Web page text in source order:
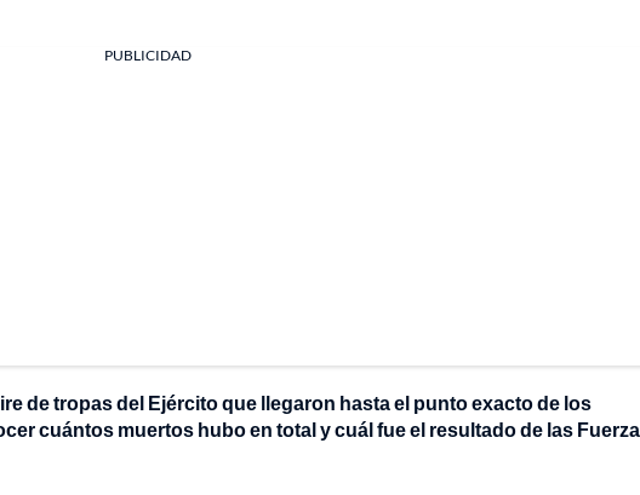
PUBLICIDAD
de tropas del Ejército que llegaron hasta el punto exacto de los
cuántos muertos hubo en total y cuál fue el resultado de las